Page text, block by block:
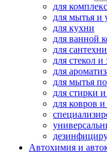
для
для мытья и
для кухни
для ванной
для
для стекол и
для
для мытья
для стирки
для ковров
Автохимия и